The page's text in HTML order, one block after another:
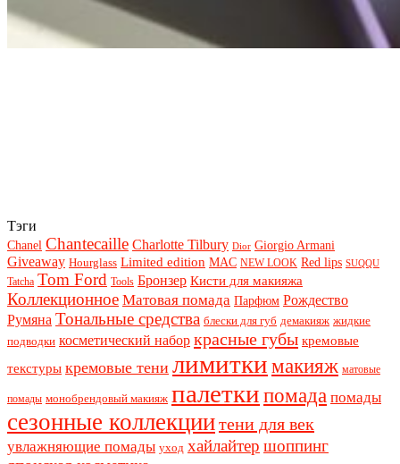
Тэги
Chanel Chantecaille Charlotte Tilbury Dior Giorgio Armani
Giveaway Hourglass Limited edition MAC NEW LOOK Red lips SUQQU
Tatcha Tom Ford Tools Бронзер Кисти для макияжа
Коллекционное Матовая помада Парфюм Рождество
Румяна Тональные средства блески для губ демакияж жидкие
подводки косметический набор красные губы кремовые
текстуры кремовые тени лимиткимакияж матовые
помады монобрендовый макияж палеткипомада помады
сезонные коллекциитени для век
увлажняющие помады уход хайлайтер шоппинг